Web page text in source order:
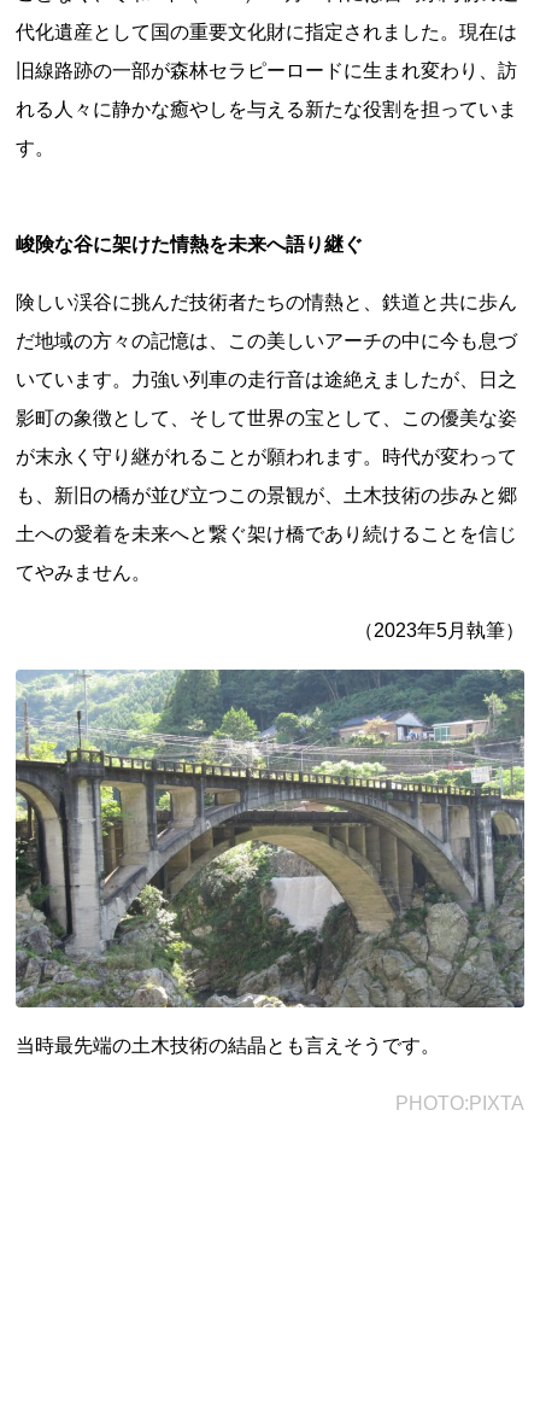
新潟県 富山県 石川県 福井県
山梨県
長野県
岐阜県 静岡県 愛知県
鳥取県
島根県 岡山県 広島県
四国地方
徳島県
香川県 愛媛県 高知県
九州・沖縄地方
福岡県
佐賀県 長崎県 熊本県
大分県
宮崎県
鹿児島県 沖縄県
代化遺産として国の重要文化財に指定されました。現在は
旧線路跡の一部が森林セラピーロードに生まれ変わり、訪
れる人々に静かな癒やしを与える新たな役割を担っていま
す。
峻険な谷に架けた情熱を未来へ語り継ぐ
険しい渓谷に挑んだ技術者たちの情熱と、鉄道と共に歩ん
だ地域の方々の記憶は、この美しいアーチの中に今も息づ
いています。力強い列車の走行音は途絶えましたが、日之
影町の象徴として、そして世界の宝として、この優美な姿
が末永く守り継がれることが願われます。時代が変わって
も、新旧の橋が並び立つこの景観が、土木技術の歩みと郷
土への愛着を未来へと繋ぐ架け橋であり続けることを信じ
てやみません。
（2023年5月執筆）
当時最先端の土木技術の結晶とも言えそうです。
PHOTO:PIXTA